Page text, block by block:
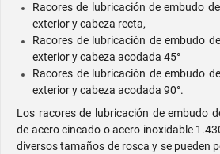
Racores de lubricación de embudo
exterior y cabeza recta,
Racores de lubricación de embudo
exterior y cabeza acodada 45°
Racores de lubricación de embudo
exterior y cabeza acodada 90°.
Los racores de lubricación de embudo
de acero cincado o acero inoxidable
diversos tamaños de rosca y se pueden